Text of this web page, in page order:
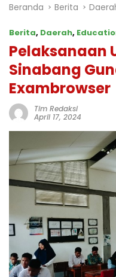
Beranda Berita
Berita, Daerah,
Pelaksanaan
Sinabang
Exambrowser
Tim Redaksi
April 17, 2024